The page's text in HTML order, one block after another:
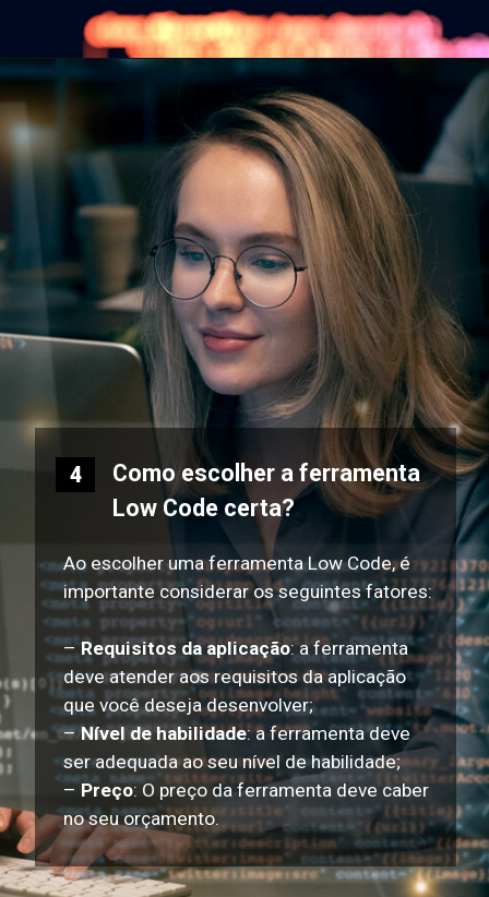
Como escolher a ferramenta
Low Code certa?
Ao escolher uma ferramenta Low Code, é
importante considerar os seguintes fatores:
–Requisitos da aplicação: a ferramenta
deve atender aos requisitos da aplicação
que você deseja desenvolver;
–Nível de habilidade: a ferramenta deve
ser adequada ao seu nível de habilidade;
–Preço: O preço da ferramenta deve caber
no seu orçamento.
4